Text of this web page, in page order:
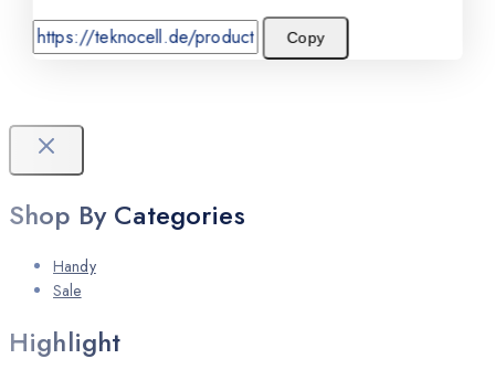
Copy
Shop By Categories
Handy
Sale
Highlight